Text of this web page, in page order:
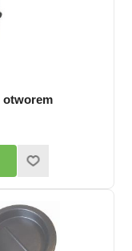
otworem